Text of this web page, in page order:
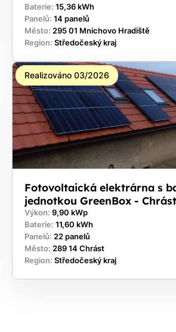
Baterie: 15,36 kWh
Panelů: 14 panelů
Město: 295 01 Mnichovo Hradiště
Region: Středočeský kraj
Realizováno 03/2026
Fotovoltaická elektrárna s
jednotkou GreenBox - Chrást
Výkon: 9,90 kWp
Baterie: 11,60 kWh
Panelů: 22 panelů
Město: 289 14 Chrást
Region: Středočeský kraj